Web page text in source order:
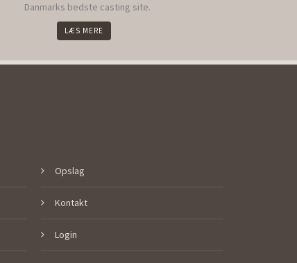
Danmarks bedste casting site.
LÆS MERE
Opslag
Kontakt
Login